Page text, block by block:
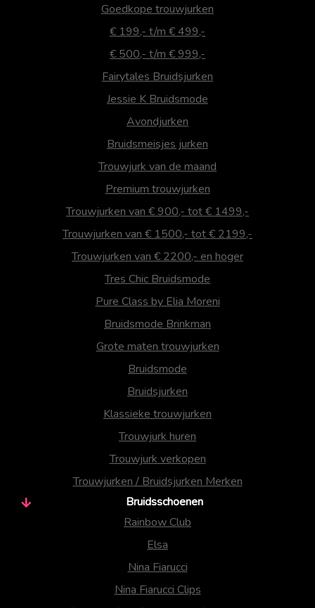
Goedkope trouwjurken
€ 199,- t/m € 499,-
€ 500,- t/m € 999,-
Fairytales Bruidsjurken
Jessie K Bruidsmode
Avondjurken
Bruidsmeisjes jurken
Trouwjurk van de maand
Premium trouwjurken
Trouwjurken van € 900,- tot € 1499,-
Trouwjurken van € 1500,- tot € 2199,-
Trouwjurken van € 2200,- en hoger
Tres Chic Bruidsmode
Pure Class by Elia Moreni
Bruidsmode Brinkman
Grote maten trouwjurken
Bruidsmode
Bruidsjurken
Klassieke trouwjurken
Trouwjurk huren
Trouwjurk verkopen
Trouwjurken / Bruidsjurken Merken
Bruidsschoenen
Rainbow Club
Elsa
Nina Fiarucci
Nina Fiarucci Clips